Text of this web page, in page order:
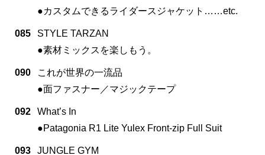
●カスタムできるライダースジャケット……etc.
085
STYLE TARZAN
●素材ミックスを楽しもう。
090
これが世界の一流品
●面ファスナー／マジックテープ
092
What’s In
●Patagonia R1 Lite Yulex Front-zip Full Suit
093
JUNGLE GYM